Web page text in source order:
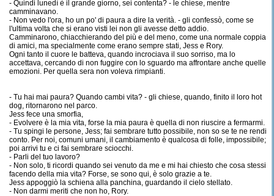
- Quindi lunedì è il grande giorno, sei contenta? - le chiese, mentre
camminavano.
- Non vedo l'ora, ho un po' di paura a dire la verità. - gli confessò, come se
l'ultima volta che si erano visti lei non gli avesse detto addio.
Camminarono, chiacchierando del più e del meno, come una normale coppia
di amici, ma specialmente come erano sempre stati, Jess e Rory.
Ogni tanto il cuore le batteva, quando incrociava il suo sorriso, ma lo
accettava, cercando di non fuggire con lo sguardo ma affrontare anche quelle
emozioni. Per quella sera non voleva rimpianti.
- Tu hai mai paura? Quando cambi vita? - gli chiese, quando, finito il loro hot
dog, ritornarono nel parco.
Jess fece una smorfia,
- Evolvere è la mia vita, forse la mia paura è quella di non riuscire a fermarmi.
- Tu spingi le persone, Jess; fai sembrare tutto possibile, non so se te ne rendi
conto. Per noi, comuni umani, il cambiamento è qualcosa di folle, impossibile;
poi arrivi tu e ci fai sembrare sciocchi.
- Parli del tuo lavoro?
- Non solo, ti ricordi quando sei venuto da me e mi hai chiesto che cosa stessi
facendo della mia vita? Forse, se sono qui, è solo grazie a te.
Jess appoggiò la schiena alla panchina, guardando il cielo stellato.
- Non darmi meriti che non ho, Rory.